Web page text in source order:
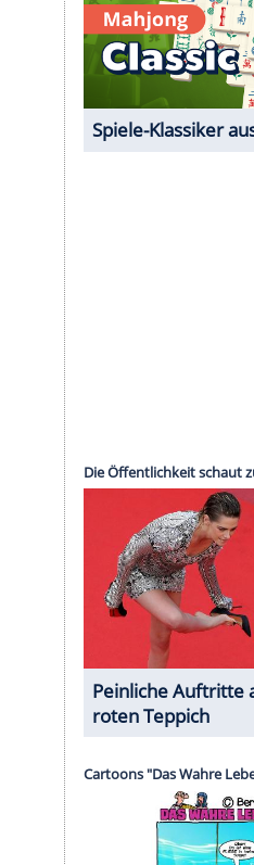
Monte
Der
Deutschland
der
, dann nach
GmbH
und
kämpfte
gegen die
Schleswig-
Battenberg,
seinen
kamen